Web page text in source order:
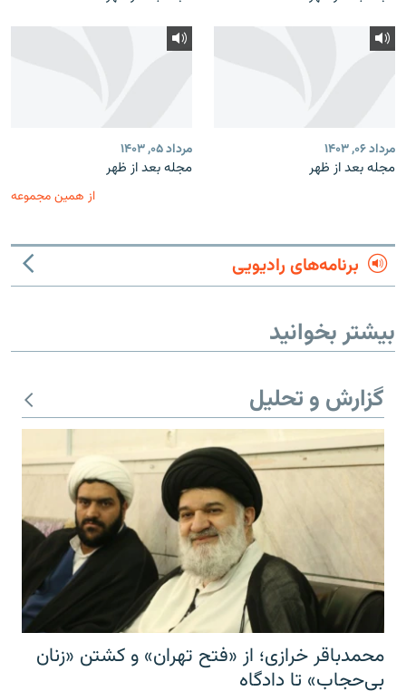
مرداد ۰۶, ۱۴۰۳
مجله بعد از ظهر
مرداد ۰۵, ۱۴۰۳
مجله بعد از ظهر
از همین مجموعه
برنامه‌های رادیویی
بیشتر بخوانید
گزارش و تحلیل
محمدباقر خرازی؛ از «فتح تهران» و کشتن «زنان
بی‌حجاب» تا دادگاه